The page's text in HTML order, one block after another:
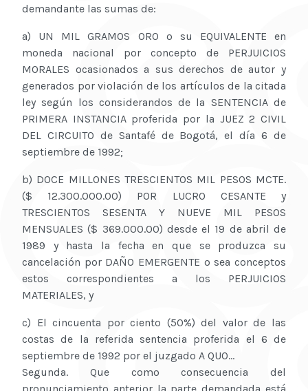
demandante las sumas de:
a) UN MIL GRAMOS ORO o su EQUIVALENTE en
moneda nacional por concepto de PERJUICIOS
MORALES ocasionados a sus derechos de autor y
generados por violación de los artículos de la citada
ley según los considerandos de la SENTENCIA de
PRIMERA INSTANCIA proferida por la JUEZ 2 CIVIL
DEL CIRCUITO de Santafé de Bogotá, el día 6 de
septiembre de 1992;
b) DOCE MILLONES TRESCIENTOS MIL PESOS MCTE.
($ 12.300.000.00) POR LUCRO CESANTE y
TRESCIENTOS SESENTA Y NUEVE MIL PESOS
MENSUALES ($ 369.000.00) desde el 19 de abril de
1989 y hasta la fecha en que se produzca su
cancelación por DAÑO EMERGENTE o sea conceptos
estos correspondientes a los PERJUICIOS
MATERIALES, y
c) El cincuenta por ciento (50%) del valor de las
costas de la referida sentencia proferida el 6 de
septiembre de 1992 por el juzgado A QUO...
Segunda. Que como consecuencia del